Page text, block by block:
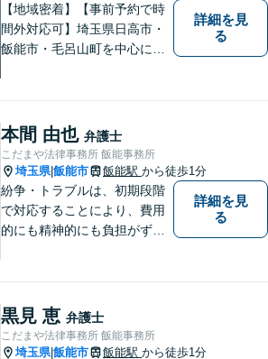
【地域密着】【事前予約で時
間外対応可】埼玉県日高市・
飯能市・毛呂山町を中心に、
て、依頼者様に納得いただけ
る解決を目指します。
詳細を見
る
本間 由也 弁護士
こだまや法律事務所 飯能事務所
埼玉県|飯能市 飯能駅 から徒歩1分
紛争・トラブルは、初期段階
で対応することにより、費用
的にも精神的にも負担がずっ
ひ一度ご相談ください。
詳細を見
る
黒見 恵 弁護士
こだまや法律事務所 飯能事務所
埼玉県|飯能市 飯能駅 から徒歩1分